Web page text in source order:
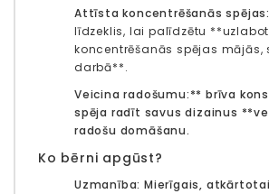
Attīsta koncentrēšanās spējas:
līdzeklis, lai palīdzētu **uzlabot
koncentrēšanās spējas mājās,
darbā**.
Veicina radošumu:** brīva
spēja radīt savus dizainus
radošu domāšanu.
Ko bērni apgūst?
Uzmanība: Mierīgais,